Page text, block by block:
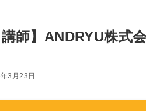
講師】ANDRYU株
3月23日